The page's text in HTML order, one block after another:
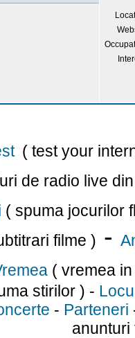
( test your
de radio live
( spuma jocurilor
filme ) -
( vremea
stirilor ) -
- Parteneri
anunturi